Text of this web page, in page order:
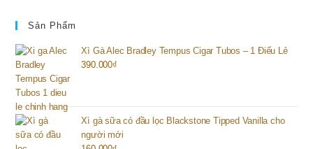
Sản Phẩm
Xì Gà Alec Bradley Tempus Cigar Tubos – 1 Điếu Lẻ
390.000₫
Xì gà sữa có đầu lọc Blackstone Tipped Vanilla cho
người mới